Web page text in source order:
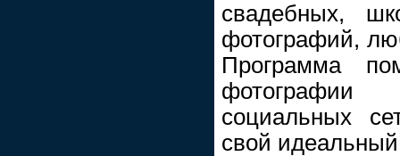
свадебных,
фотографий,
Программа
социальных
свой